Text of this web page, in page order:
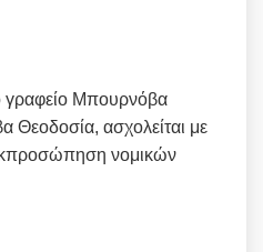
γραφείο Μπουρνόβα
Θεοδοσία, ασχολείται με
νομικών